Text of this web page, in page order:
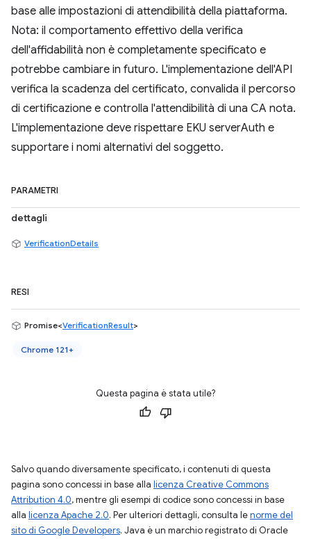
base alle impostazioni di attendibilità della piattaforma.
Nota: il comportamento effettivo della verifica
dell'affidabilità non è completamente specificato e
potrebbe cambiare in futuro. L'implementazione dell'API
verifica la scadenza del certificato, convalida il percorso
di certificazione e controlla l'attendibilità di una CA nota.
L'implementazione deve rispettare EKU serverAuth e
supportare i nomi alternativi del soggetto.
PARAMETRI
dettagli
VerificationDetails
RESI
Promise<VerificationResult>
Chrome 121+
Questa pagina è stata utile?
Salvo quando diversamente specificato, i contenuti di questa
pagina sono concessi in base alla licenza Creative Commons
Attribution 4.0, mentre gli esempi di codice sono concessi in base
alla licenza Apache 2.0. Per ulteriori dettagli, consulta lenorme del
sito di Google Developers. Java è un marchio registrato di Oracle